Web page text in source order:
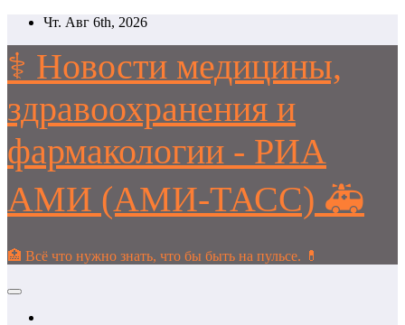
Перейти
содержимому
Чт. Авг 6th, 2026
⚕️ Новости медицины,
здравоохранения и
фармакологии - РИА
АМИ (АМИ-ТАСС) 🚑
🏥 Всё что нужно знать, что бы быть на пульсе. 💊